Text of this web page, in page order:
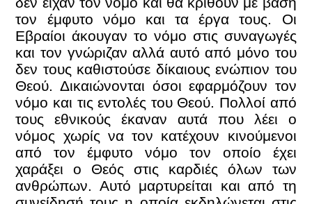
τον έμφυτο νόμο και τα έργα τους. Οι
Εβραίοι άκουγαν το νόμο στις συναγωγές
και τον γνώριζαν αλλά αυτό από μόνο του
δεν τους καθιστούσε δίκαιους ενώπιον του
Θεού. Δικαιώνονται όσοι εφαρμόζουν τον
νόμο και τις εντολές του Θεού. Πολλοί από
τους εθνικούς έκαναν αυτά που λέει ο
νόμος χωρίς να τον κατέχουν κινούμενοι
από τον έμφυτο νόμο τον οποίο έχει
χαράξει ο Θεός στις καρδιές όλων των
ανθρώπων. Αυτό μαρτυρείται και από τη